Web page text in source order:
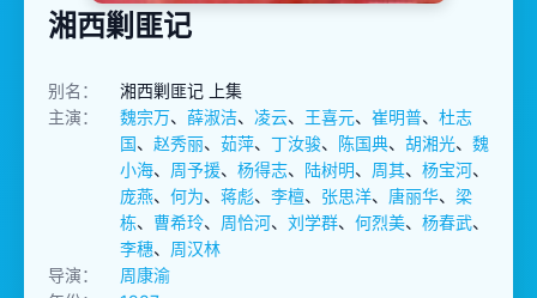
湘西剿匪记
别名：
湘西剿匪记 上集
主演：
魏宗万、 薛淑洁、 凌云、 王喜元、 崔明普、 杜志
国、 赵秀丽、 茹萍、 丁汝骏、 陈国典、 胡湘光、 魏
小海、 周予援、 杨得志、 陆树明、 周其、 杨宝河、
庞燕、 何为、 蒋彪、 李檀、 张思洋、 唐丽华、 梁
栋、 曹希玲、 周恰河、 刘学群、 何烈美、 杨春武、
李穗、 周汉林
导演：
周康渝